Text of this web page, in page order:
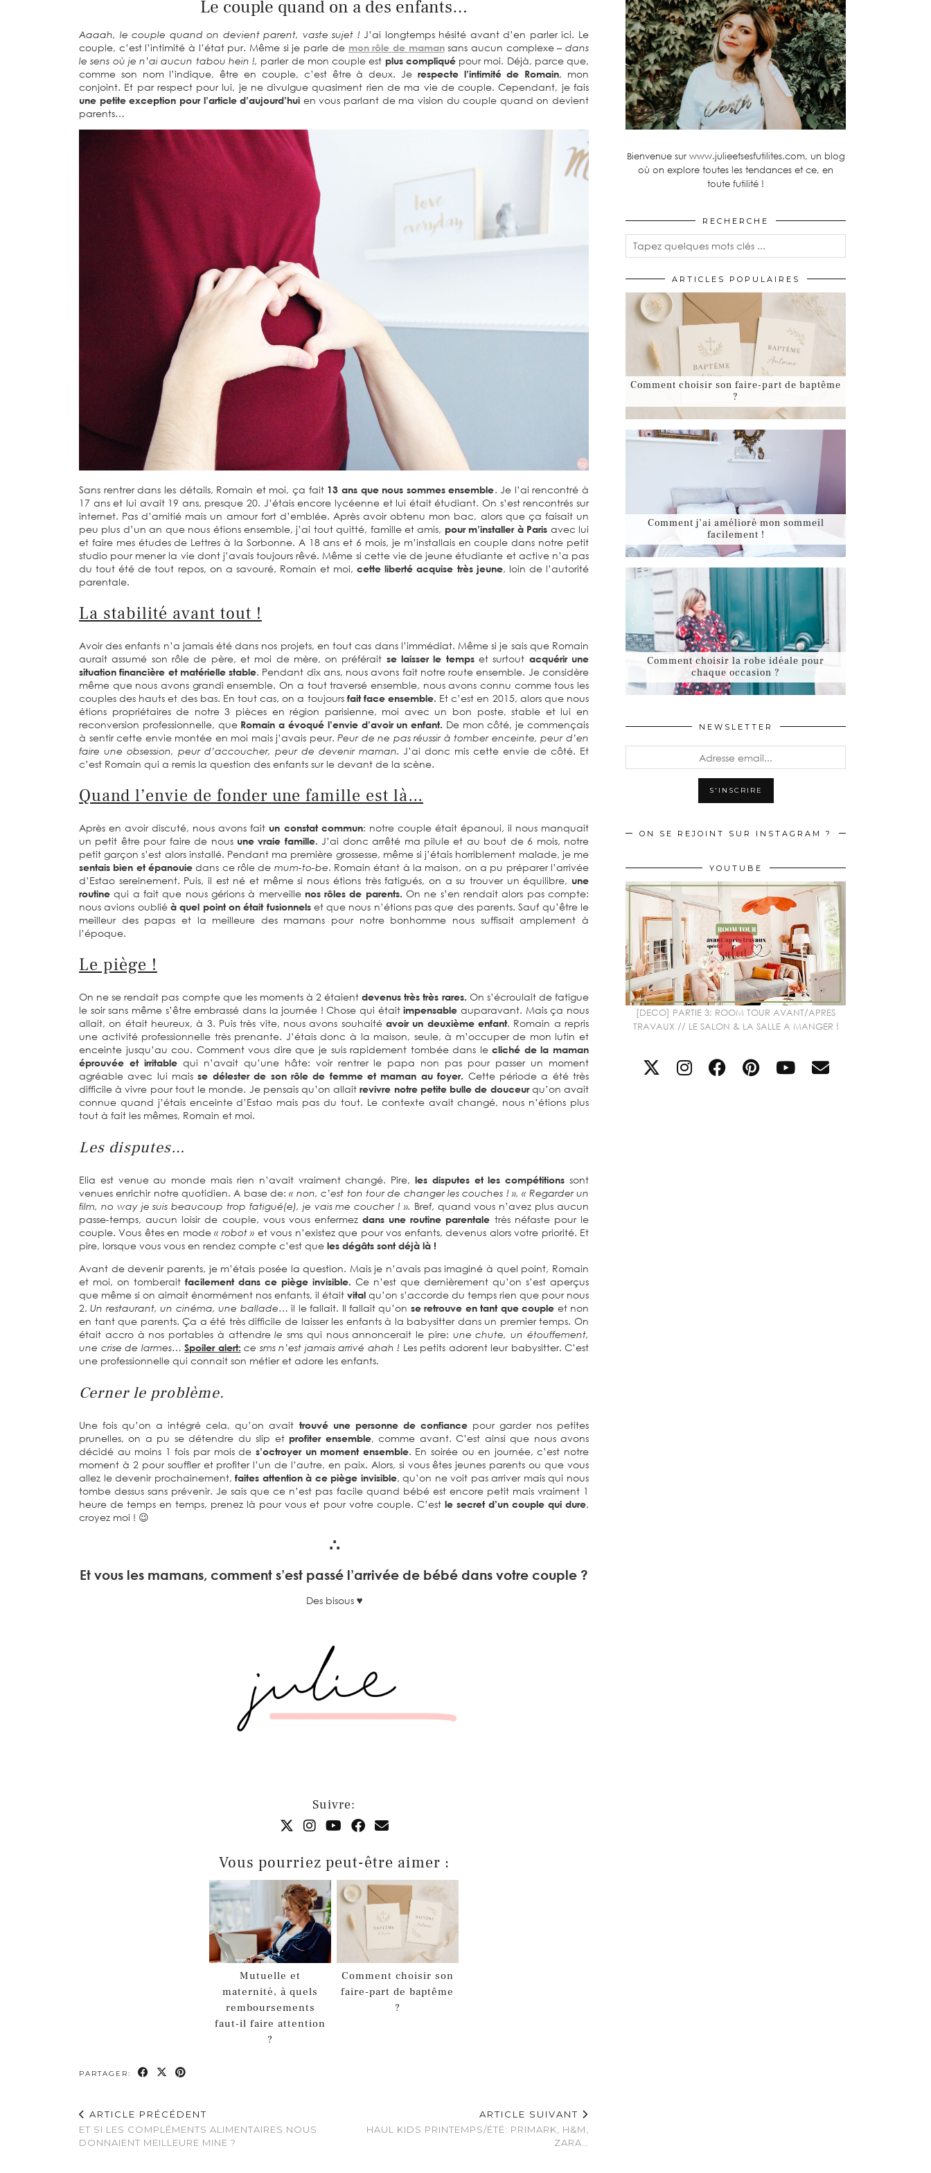
Le couple quand on a des enfants…
Aaaah, le couple quand on devient parent, vaste sujet ! J’ai longtemps hésité avant d’en parler ici. Le
couple, c’est l’intimité à l’état pur. Même si je parle de mon rôle de mamansans aucun complexe– dans
le sens où je n’ai aucun tabou hein !, parler de mon couple est plus compliquépour moi. Déjà, parce que,
comme son nom l’indique, être en couple, c’est être à deux. Je respecte l’intimité de Romain, mon
conjoint. Et par respect pour lui, je ne divulgue quasiment rien de ma vie de couple. Cependant, je fais
une petite exception pour l’article d’aujourd’hui en vous parlant de ma vision du couple quand on devient
parents…
Sans rentrer dans les détails, Romain et moi, ça fait 13 ans que nous sommes ensemble. Je l’ai rencontré à
17 ans et lui avait 19 ans, presque 20. J’étais encore lycéenne et lui était étudiant. On s’est rencontrés sur
internet. Pas d’amitié mais un amour fort d’emblée. Après avoir obtenu mon bac, alors que ça faisait un
peu plus d’un an que nous étions ensemble, j’ai tout quitté, famille et amis, pour m’installer à Paris avec lui
et faire mes études de Lettres à la Sorbonne. A 18 ans et 6 mois, je m’installais en couple dans notre petit
studio pour mener la vie dont j’avais toujours rêvé. Même si cette vie de jeune étudiante et active n’a pas
du tout été de tout repos, on a savouré, Romain et moi,cette liberté acquise très jeune, loin de l’autorité
parentale.
La stabilité avant tout !
Avoir des enfants n’a jamais été dans nos projets, en tout cas dans l’immédiat. Même si je sais que Romain
aurait assumé son rôle de père, et moi de mère, on préférait se laisser le tempset surtout acquérir une
situation financière et matérielle stable. Pendant dix ans, nous avons fait notre route ensemble. Je considère
même que nous avons grandi ensemble. On a tout traversé ensemble, nous avons connu comme tous les
couples des hauts et des bas. En tout cas, on a toujours fait face ensemble. Et c’est en 2015, alors que nous
étions propriétaires de notre 3 pièces en région parisienne, moi avec un bon poste, stable et lui en
reconversion professionnelle, que Romain a évoqué l’envie d’avoir un enfant. De mon côté, je commençais
à sentir cette envie montée en moi mais j’avais peur.Peur de ne pas réussir à tomber enceinte, peur d’en
faire une obsession, peur d’accoucher, peur de devenir maman. J’ai donc mis cette envie de côté. Et
c’est Romain qui a remis la question des enfants sur le devant de la scène.
Quand l’envie de fonder une famille est là…
Après en avoir discuté, nous avons fait un constat commun: notre couple était épanoui, il nous manquait
un petit être pour faire de nous une vraie famille. J’ai donc arrêté ma pilule et au bout de 6 mois, notre
petit garçon s’est alors installé. Pendant ma première grossesse, même si j’étais horriblement malade, je me
sentais bien et épanouie dans ce rôle de mum-to-be. Romain étant à la maison, on a pu préparer l’arrivée
d’Estao sereinement. Puis, il est né et même si nous étions très fatigués, on a su trouver un équilibre, une
routine qui a fait que nous gérions à merveille nos rôles de parents. On ne s’en rendait alors pas compte:
nous avions oublié à quel point on était fusionnelset que nous n’étions pasque des parents. Sauf qu’être le
meilleur des papas et la meilleure des mamans pour notre bonhomme nous suffisait amplement à
l’époque.
Le piège !
On ne se rendait pas compte que les moments à 2 étaientdevenus très très rares. On s’écroulait de fatigue
le soir sans même s’être embrassé dans la journée ! Chose qui étaitimpensable auparavant. Mais ça nous
allait, on était heureux, à 3. Puis très vite, nous avons souhaité avoir un deuxième enfant. Romain a repris
une activité professionnelle très prenante. J’étais donc à la maison, seule, à m’occuper de mon lutin et
enceinte jusqu’au cou. Comment vous dire que je suis rapidement tombée dans lecliché de la maman
éprouvée et irritablequi n’avait qu’une hâte: voir rentrer le papa non pas pour passer un moment
agréable avec lui maisse délester de son rôle de femme et maman au foyer. Cette période a été très
difficile à vivre pour tout le monde. Je pensais qu’on allaitrevivre notre petite bulle de douceurqu’on avait
connue quand j’étais enceinte d’Estao mais pas du tout. Le contexte avait changé, nous n’étions plus
tout à fait les mêmes, Romain et moi.
Les disputes…
Elia est venue au monde mais rien n’avait vraiment changé. Pire, les disputes et les compétitions sont
venues enrichir notre quotidien. A base de:« non, c’est ton tour de changer les couches ! », « Regarder un
film, no way je suis beaucoup trop fatigué(e), je vais me coucher ! ». Bref, quand vous n’avez plus aucun
passe-temps, aucun loisir de couple, vous vous enfermezdans une routine parentale très néfaste pour le
couple. Vous êtes en mode« robot » et vous n’existez que pour vos enfants, devenus alors votre priorité. Et
pire, lorsque vous vous en rendez compte c’est que les dégâts sont déjà là !
Avant de devenir parents, je m’étais posée la question. Mais je n’avais pas imaginé à quel point, Romain
et moi, on tomberait facilement dans ce piège invisible. Ce n’est que dernièrement qu’on s’est aperçus
que même si on aimait énormément nos enfants, il était vital qu’on s’accorde du temps rien que pour nous
2.Un restaurant, un cinéma, une ballade… il le fallait. Il fallait qu’on se retrouve en tant que couple et non
en tant que parents. Ça a été très difficile de laisser les enfants à la babysitter dans un premier temps. On
était accro à nos portables à attendrele sms qui nous annoncerait le pire: une chute, un étouffement,
une crise de larmes… Spoiler alert: ce sms n’est jamais arrivé ahah ! Les petits adorent leur babysitter. C’est
une professionnelle qui connait son métier et adore les enfants.
Cerner le problème.
Une fois qu’on a intégré cela, qu’on avait trouvé une personne de confiancepour garder nos petites
prunelles, on a pu se détendre du slip et profiter ensemble, comme avant. C’est ainsi que nous avons
décidé au moins 1 fois par mois de s’octroyer un moment ensemble. En soirée ou en journée, c’est notre
moment à 2 pour souffler et profiter l’un de l’autre, en paix. Alors, si vous êtes jeunes parents ou que vous
allez le devenir prochainement,faites attention à ce piège invisible, qu’on ne voit pas arriver mais qui nous
tombe dessus sans prévenir. Je sais que ce n’est pas facile quand bébé est encore petit mais vraiment 1
heure de temps en temps, prenez là pour vous et pour votre couple. C’est le secret d’un couple qui dure,
croyez moi ! 😉
∴
Et vous les mamans, comment s’est passé l’arrivée de bébé dans votre couple ?
Des bisous ♥
Suivre:
Vous pourriez peut-être aimer :
Mutuelle et
maternité, à quels
remboursements
faut-il faire attention
?
Comment choisir son
faire-part de baptême
?
PARTAGER:
ARTICLE PRÉCÉDENT
ET SI LES COMPLÉMENTS ALIMENTAIRES NOUS
DONNAIENT MEILLEURE MINE ?
ARTICLE SUIVANT
HAUL KIDS PRINTEMPS/ÉTÉ: PRIMARK, H&M,
ZARA…
Bienvenue sur www.julieetsesfutilites.com, un blog
où on explore toutes les tendances et ce, en
toute futilité !
RECHERCHE
ARTICLES POPULAIRES
Comment choisir son faire-part de baptême
?
Comment j’ai amélioré mon sommeil
facilement !
Comment choisir la robe idéale pour
chaque occasion ?
NEWSLETTER
ON SE REJOINT SUR INSTAGRAM ?
YOUTUBE
[DECO] PARTIE 3: ROOM TOUR AVANT/APRES
TRAVAUX // LE SALON & LA SALLE A MANGER !